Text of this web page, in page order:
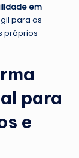
em
para as
próprios
para
e